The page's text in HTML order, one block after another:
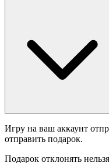
Игру на ваш аккаунт
отправить подарок.
Подарок отклонять